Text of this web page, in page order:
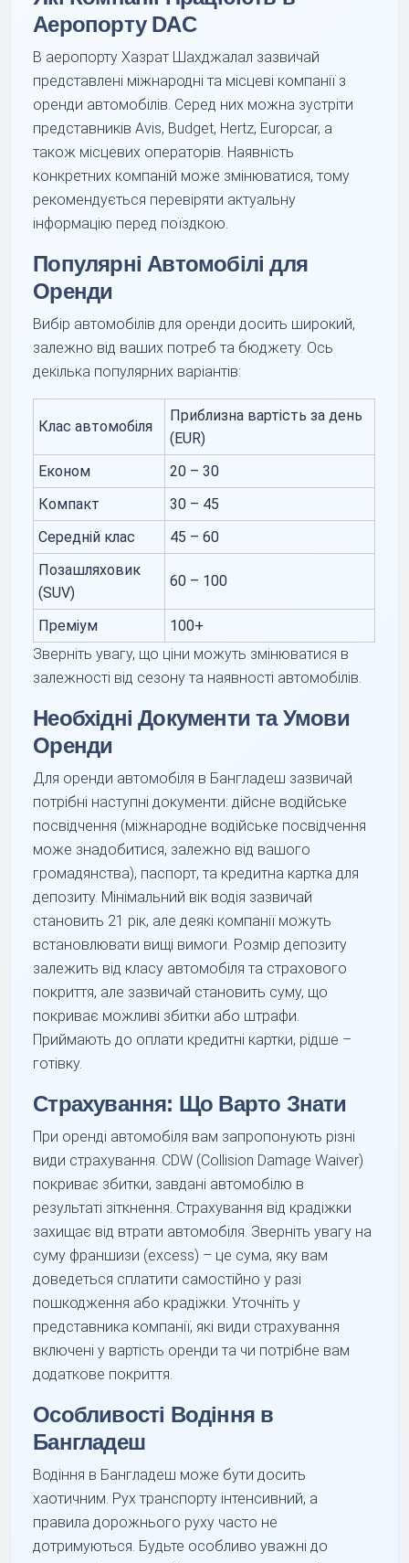
Аеропорту DAC
В аеропорту Хазрат Шахджалал зазвичай
представлені міжнародні та місцеві компанії з
оренди автомобілів. Серед них можна зустріти
представників Avis, Budget, Hertz, Europcar, а
також місцевих операторів. Наявність
конкретних компаній може змінюватися, тому
рекомендується перевіряти актуальну
інформацію перед поїздкою.
Популярні Автомобілі для
Оренди
Вибір автомобілів для оренди досить широкий,
залежно від ваших потреб та бюджету. Ось
декілька популярних варіантів:
Клас автомобіля
Приблизна вартість за день
(EUR)
Економ
20 – 30
Компакт
30 – 45
Середній клас
45 – 60
Позашляховик
(SUV)
60 – 100
Преміум
100+
Зверніть увагу, що ціни можуть змінюватися в
залежності від сезону та наявності автомобілів.
Необхідні Документи та Умови
Оренди
Для оренди автомобіля в Бангладеш зазвичай
потрібні наступні документи: дійсне водійське
посвідчення (міжнародне водійське посвідчення
може знадобитися, залежно від вашого
громадянства), паспорт, та кредитна картка для
депозиту. Мінімальний вік водія зазвичай
становить 21 рік, але деякі компанії можуть
встановлювати вищі вимоги. Розмір депозиту
залежить від класу автомобіля та страхового
покриття, але зазвичай становить суму, що
покриває можливі збитки або штрафи.
Приймають до оплати кредитні картки, рідше –
готівку.
Страхування: Що Варто Знати
При оренді автомобіля вам запропонують різні
види страхування. CDW (Collision Damage Waiver)
покриває збитки, завдані автомобілю в
результаті зіткнення. Страхування від крадіжки
захищає від втрати автомобіля. Зверніть увагу на
суму франшизи (excess) – це сума, яку вам
доведеться сплатити самостійно у разі
пошкодження або крадіжки. Уточніть у
представника компанії, які види страхування
включені у вартість оренди та чи потрібне вам
додаткове покриття.
Особливості Водіння в
Бангладеш
Водіння в Бангладеш може бути досить
хаотичним. Рух транспорту інтенсивний, а
правила дорожнього руху часто не
дотримуються. Будьте особливо уважні до